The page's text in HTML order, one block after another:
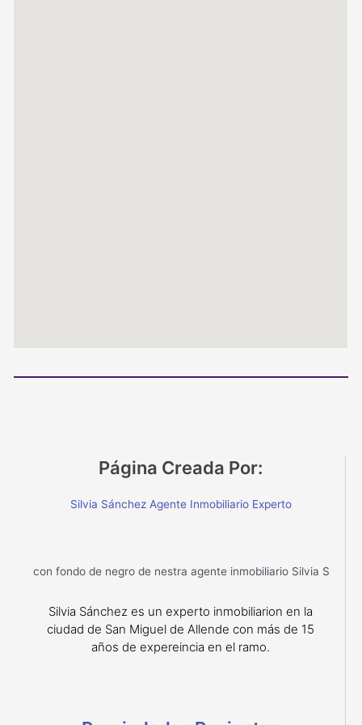
Página Creada Por:
Silvia Sánchez Agente Inmobiliario Experto
Silvia Sánchez es un experto inmobiliarion en la
ciudad de San Miguel de Allende con más de 15
años de expereincia en el ramo.